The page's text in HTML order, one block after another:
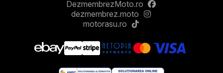
DezmembrezMoto.ro
dezmembrez.moto
motorasu.ro